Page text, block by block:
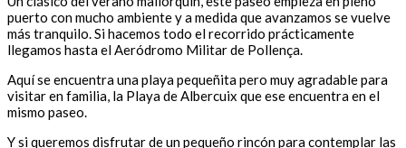
puerto con mucho ambiente y a medida que avanzamos se vuelve
más tranquilo. Si hacemos todo el recorrido prácticamente
llegamos hasta el Aeródromo Militar de Pollença.
Aquí se encuentra una playa pequeñita pero muy agradable para
visitar en familia, la Playa de Albercuix que ese encuentra en el
mismo paseo.
Y si queremos disfrutar de un pequeño rincón para contemplar las